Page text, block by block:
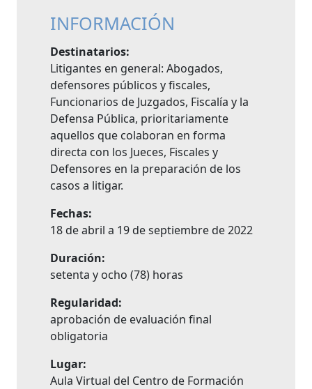
INFORMACIÓN
Destinatarios:
Litigantes en general: Abogados,
defensores públicos y fiscales,
Funcionarios de Juzgados, Fiscalía y la
Defensa Pública, prioritariamente
aquellos que colaboran en forma
directa con los Jueces, Fiscales y
Defensores en la preparación de los
casos a litigar.
Fechas:
18 de abril a 19 de septiembre de 2022
Duración:
setenta y ocho (78) horas
Regularidad:
aprobación de evaluación final
obligatoria
Lugar:
Aula Virtual del Centro de Formación